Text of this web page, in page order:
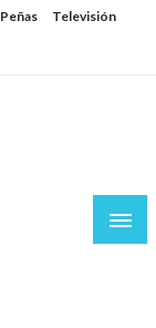
Peñas
Televisión